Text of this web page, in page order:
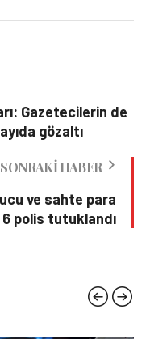
Gazetecilerin de
gözaltı
SONRAKI HABER
ve sahte para
6 polis tutuklandı